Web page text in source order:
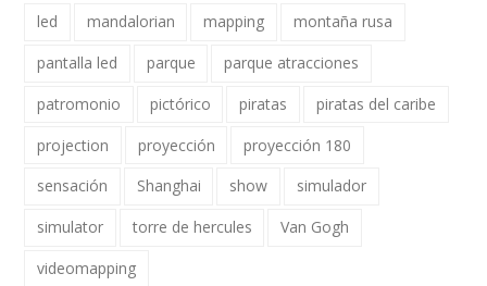
led
mandalorian mapping
montaña rusa
pantalla led
parque
parque atracciones
patromonio
pictórico piratas
piratas del caribe
projection
proyección
proyección 180
sensación
Shanghai show
simulador
simulator
torre de hercules
Van Gogh
videomapping